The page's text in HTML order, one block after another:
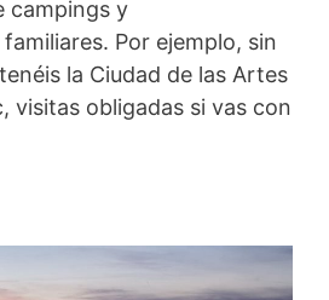
campings y
Por ejemplo, sin
la Ciudad de las Artes
visitas obligadas si vas con